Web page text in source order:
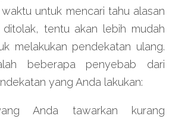
untuk mencari tahu alasan
tentu akan lebih mudah
melakukan pendekatan ulang.
beberapa penyebab dari
yang Anda lakukan:
Anda tawarkan kurang